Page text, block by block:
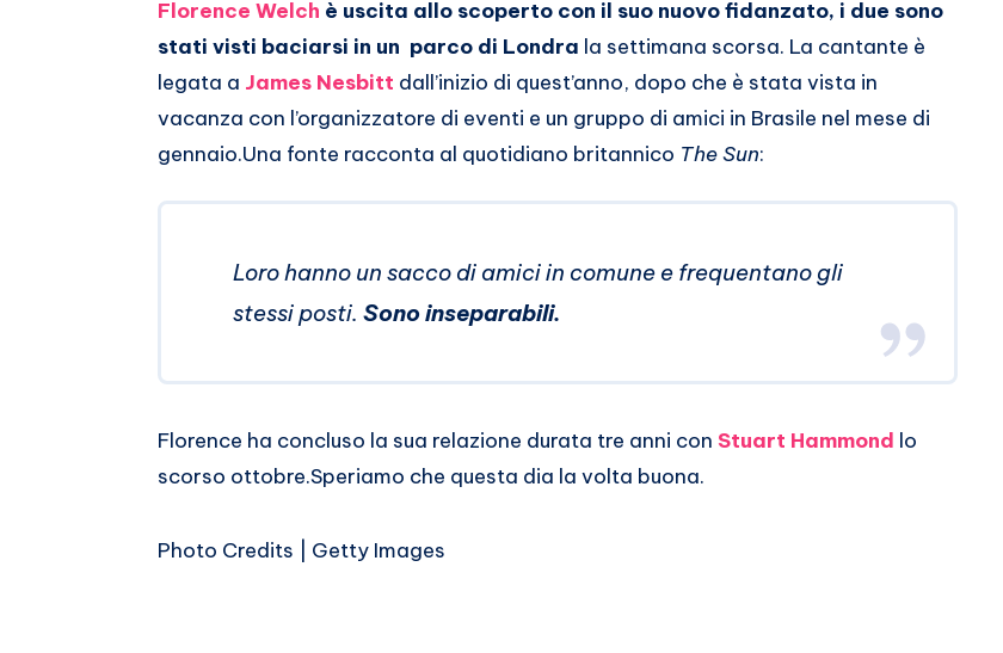
Whatsapp
Florence Welch è uscita allo scoperto con il suo nuovo fidanzato, i due sono
stati visti baciarsi in un parco di Londra la settimana scorsa. La cantante è
legata a James Nesbitt dall’inizio di quest’anno, dopo che è stata vista in
vacanza con l’organizzatore di eventi e un gruppo di amici in Brasile nel mese di
gennaio.Una fonte racconta al quotidiano britannico The Sun:
Loro hanno un sacco di amici in comune e frequentano gli
stessi posti. Sono inseparabili.
Florence ha concluso la sua relazione durata tre anni con Stuart Hammond lo
scorso ottobre.Speriamo che questa dia la volta buona.
Photo Credits | Getty Images